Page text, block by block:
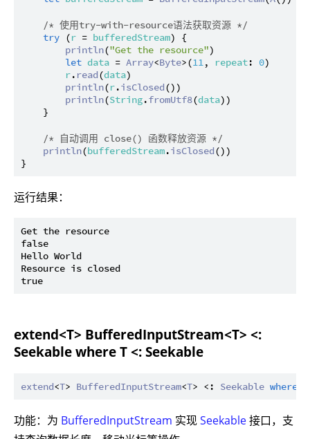
/* 使用try-with-resource语法获取资源 */
try (r = bufferedStream) {
println("Get the resource")
let data = Array<Byte>(11, repeat: 0)
r. read(data)
println(r.isClosed())
println(String.fromUtf8(data))
    }
/* 自动调用 close() 函数释放资源 */
println(bufferedStream.isClosed())
运行结果：
Get the resource
false
Hello World
Resource is closed
extend<T> BufferedInputStream<T> <:
Seekable where T <: Seekable
extend<T> BufferedInputStream<T> <: Seekable where
功能：为 BufferedInputStream 实现Seekable接口，支